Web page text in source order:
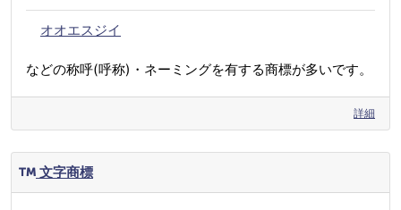
オオエスジイ
などの称呼(呼称)・ネーミングを有する商標が多いです。
詳細
文字商標